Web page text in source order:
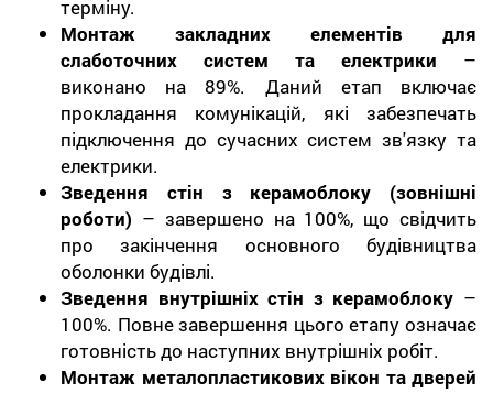
терміну.
Монтаж закладних елементів для
слаботочних систем та електрики –
виконано на 89%. Даний етап включає
прокладання комунікацій, які забезпечать
підключення до сучасних систем зв'язку та
електрики.
Зведення стін з керамоблоку (зовнішні
роботи) – завершено на 100%, що свідчить
про закінчення основного будівництва
оболонки будівлі.
Зведення внутрішніх стін з керамоблоку –
100%. Повне завершення цього етапу означає
готовність до наступних внутрішніх робіт.
Монтаж металопластикових вікон та дверей